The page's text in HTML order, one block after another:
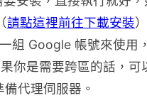
請點這裡前往下載安裝
組 Google 帳號來使用
你是需要跨區的話，
代理伺服器。